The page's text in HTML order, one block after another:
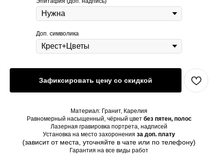
Доп. символика
Зафиксировать цену со скидкой
Материал: Гранит, Карелия
Равномерный насыщенный, чёрный цвет без пятен, полос
Лазерная гравировка портрета, надписей
Установка на место захоронения за доп. плату
(зависит от места, уточняйте в чате или по телефону)
Гарантия на все виды работ